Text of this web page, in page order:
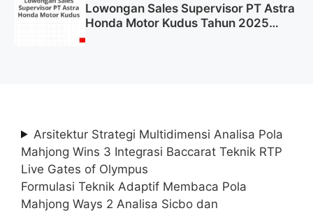
Lowongan Sales Supervisor PT Astra
Honda Motor Kudus Tahun 2025
Arsitektur Strategi Multidimensi Analisa Pola
Mahjong Wins 3 Integrasi Baccarat Teknik RTP
Live Gates of Olympus
Formulasi Teknik Adaptif Membaca Pola
Mahjong Ways 2 Analisa Sicbo dan